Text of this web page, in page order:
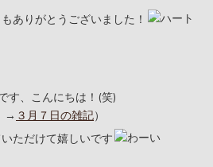
ありがとうございました！
す、こんにちは！(笑)
→ ３月７日の雑記）
ただけて嬉しいです